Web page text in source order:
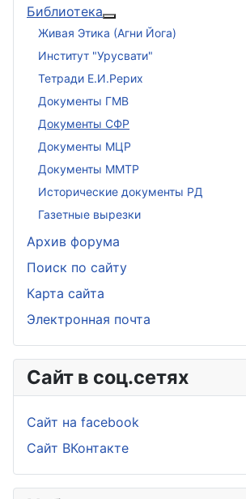
Библиотека
Подробнее:
Живая Этика (Агни Йога)
Институт "Урусвати"
Тетради Е.И.Рерих
Документы ГМВ
Документы СФР
Документы МЦР
Документы ММТР
Исторические документы РД
Газетные вырезки
Архив форума
Поиск по сайту
Карта сайта
Электронная почта
Сайт в соц.сетях
Сайт на facebook
Сайт ВКонтакте